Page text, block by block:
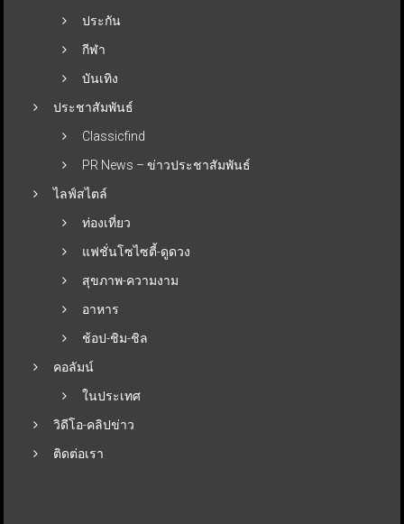
ประกัน
กีฬา
บันเทิง
ประชาสัมพันธ์
Classicfind
PR News – ข่าวประชาสัมพันธ์
ไลฟ์สไตล์
ท่องเที่ยว
แฟชั่นโซไซตี้-ดูดวง
สุขภาพ-ความงาม
อาหาร
ช้อป-ชิม-ชิล
คอลัมน์
ในประเทศ
วิดีโอ-คลิปข่าว
ติดต่อเรา